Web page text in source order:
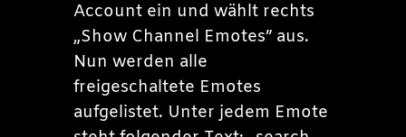
Account ein und wählt rechts
„Show Channel Emotes” aus.
Nun werden alle
freigeschaltete Emotes
aufgelistet. Unter jedem Emote